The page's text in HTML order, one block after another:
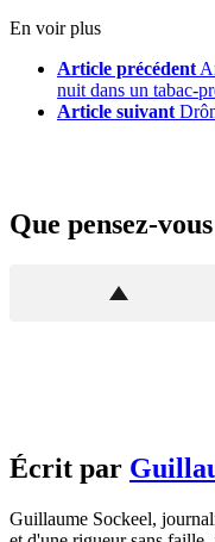
En voir plus
Article précédent
nuit dans un tabac-
Article suivant
Que pensez-
Écrit par
Guillaume Sockeel,